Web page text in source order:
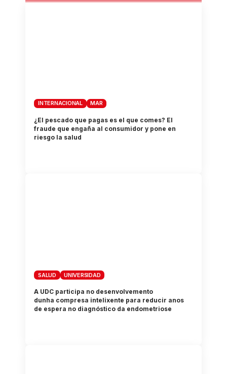
INTERNACIONAL MAR
¿El pescado que pagas es el que comes? El
fraude que engaña al consumidor y pone en
riesgo la salud
SALUD UNIVERSIDAD
A UDC participa no desenvolvemento
dunha compresa intelixente para reducir anos
de espera no diagnóstico da endometriose